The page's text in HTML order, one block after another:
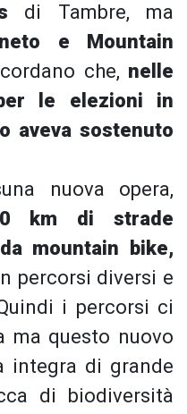
di Tambre, ma
e Mountain
che, nelle
le elezioni in
aveva sostenuto
nuova opera,
km di strade
mountain bike,
percorsi diversi e
i percorsi ci
ma questo nuovo
integra di grande
di biodiversità